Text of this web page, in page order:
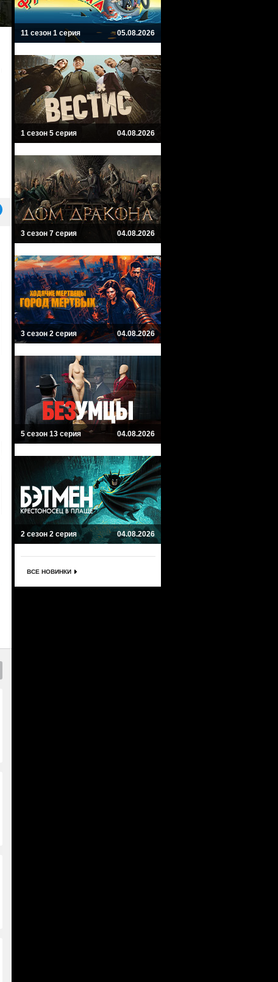
11 сезон 1 серия 05.08.2026
1 сезон 5 серия 04.08.2026
3 сезон 7 серия 04.08.2026
3 сезон 2 серия 04.08.2026
5 сезон 13 серия 04.08.2026
2 сезон 2 серия 04.08.2026
ВСЕ НОВИНКИ